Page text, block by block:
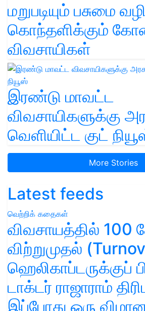
மறுபடியும் பசுமை
கொந்தளிக்கும்
விவசாயிகள்
இரண்டு மாவட்ட
விவசாயிகளுக்கு
வெளியிட்ட குட்
More Stories
Latest feeds
வெற்றிக் கதைகள்
விவசாயத்தில் 100
விற்றுமுதல்
ஹெலிகாப்டருக்குப்
டாக்டர் ராஜாராம்
இப்போது ஒரு